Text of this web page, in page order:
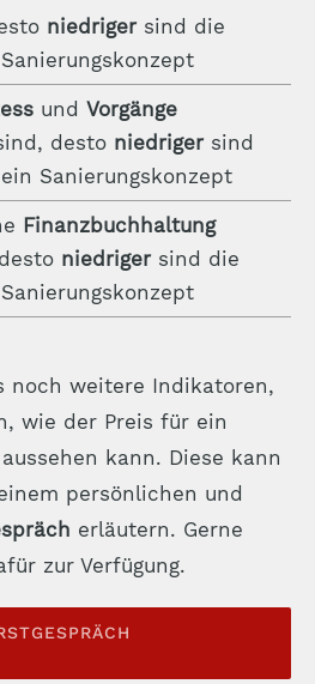
niedrigersind die
und Vorgänge
desto niedrigersind
Sanierungskonzept
Finanzbuchhaltung
niedrigersind die
noch weitere Indikatoren,
wie der Preis für ein
kann. Diese kann
persönlichen und
erläutern. Gerne
zur Verfügung.